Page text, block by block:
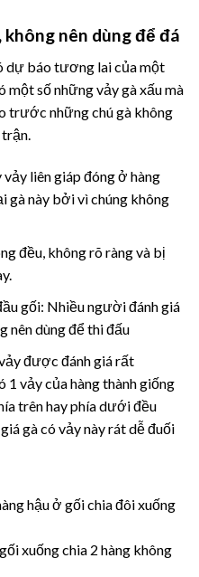
nên dùng để đá
dự báo tương lai của một
một số những vảy gà xấu mà
trước những chú gà không
trận.
liên giáp đóng ở hàng
gà này bởi vì chúng không
đều, không rõ ràng và bị
gối: Nhiều người đánh giá
nên dùng để thi đấu
được đánh giá rất
vảy của hàng thành giống
trên hay phía dưới đều
gà có vảy này rát dễ đuối
hậu ở gối chia đôi xuống
xuống chia 2 hàng không